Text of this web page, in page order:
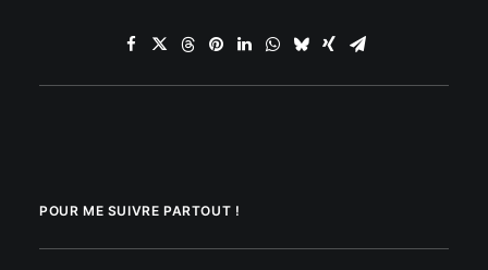
POUR ME SUIVRE PARTOUT !